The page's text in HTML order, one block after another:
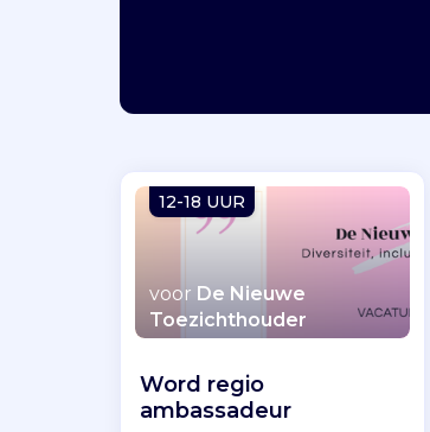
12-18 UUR
voor De Nieuwe
Toezichthouder
Word regio
ambassadeur